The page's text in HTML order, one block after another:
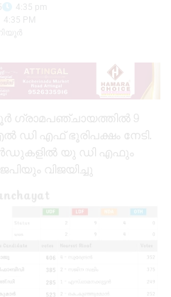
4:35 pm
4:35 PM
ഗ്രാമപഞ്ചായത്തിൽ 9
ഡി എഫ് ഭൂരിപക്ഷം നേടി.
യു ഡി എഫും
വിജയിച്ചു